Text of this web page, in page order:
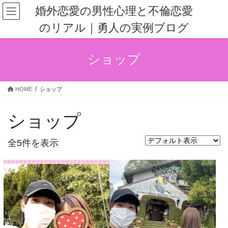
コ
ン
ン
ナ
ビ
ー
婚外恋愛の男性心理と不倫恋愛
のリアル｜勇人の実例ブログ
ショップ
HOME ショップ
ショップ
全5件を表示